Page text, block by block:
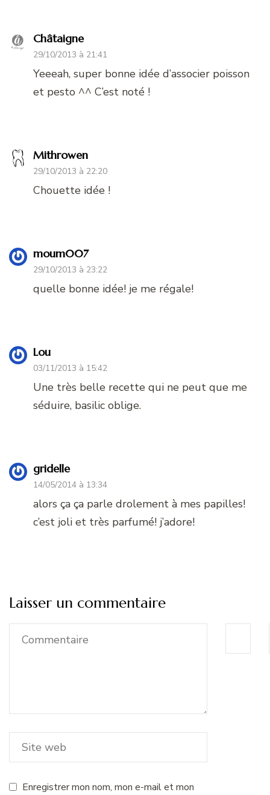
Châtaigne
29/10/2013 à 21:41
Yeeeah, super bonne idée d’associer poisson
et pesto ^^ C’est noté !
Mithrowen
29/10/2013 à 22:20
Chouette idée !
moum007
29/10/2013 à 23:22
quelle bonne idée! je me régale!
Lou
03/11/2013 à 15:42
Une très belle recette qui ne peut que me
séduire, basilic oblige.
gridelle
14/05/2014 à 13:34
alors ça ça parle drolement à mes papilles!
c’est joli et très parfumé! j’adore!
Laisser un commentaire
Enregistrer mon nom, mon e-mail et mon